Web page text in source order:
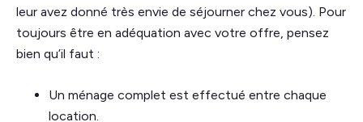
leur avez donné très envie de séjourner chez vous). Pour
toujours être en adéquation avec votre offre, pensez
bien qu’il faut :
Un ménage complet est effectué entre chaque
location.